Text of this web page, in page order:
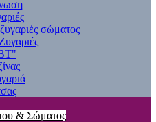
σώματος
& Σώματος